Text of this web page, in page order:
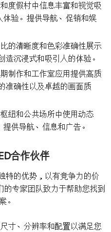
度假村中信息丰富和视觉吸
验。提供导航、促销和娱
的清晰度和色彩准确性展示
沉浸式和吸引人的体验。
制作和工作室应用提供高质
准确性以及卓越的画面质
纽和公共场所中使用动态
供导航、信息和广告。
合作伙伴
特的优势，以有竞争力的价
专家团队致力于帮助您找到
。
寸、分辨率和配置以满足您